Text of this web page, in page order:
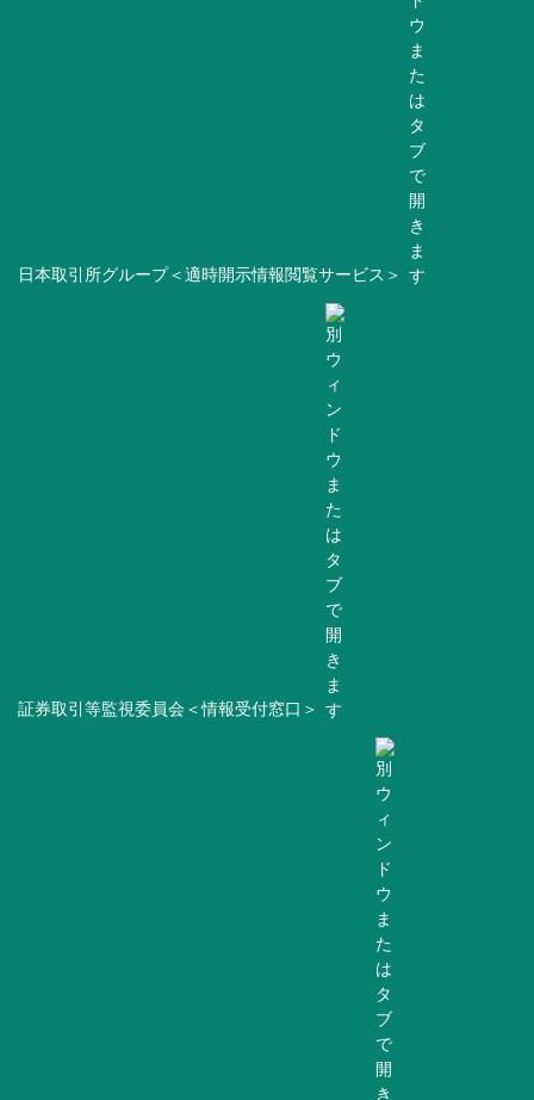
日本取引所グループ＜適時開示情報閲覧サービス＞
証券取引等監視委員会＜情報受付窓口＞